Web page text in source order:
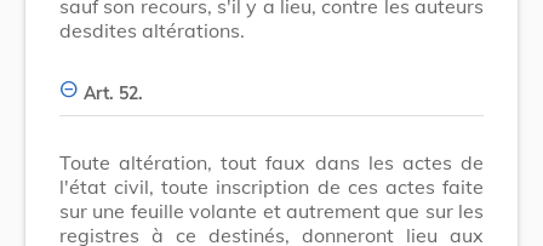
sauf son recours, s'il y a lieu, contre les auteurs
desdites altérations.
Art. 52.
Toute altération, tout faux dans les actes de
l'état civil, toute inscription de ces actes faite
sur une feuille volante et autrement que sur les
registres à ce destinés, donneront lieu aux